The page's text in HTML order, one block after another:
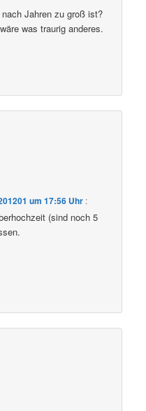
Jahren zu groß ist?
was traurig anderes.
um 17:56 Uhr :
(sind noch 5